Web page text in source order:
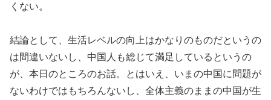
くない。
結論として、生活レベルの向上はかなりのものだというの
は間違いないし、中国人も総じて満足しているというの
が、本日のところのお話。とはいえ、いまの中国に問題が
ないわけではもちろんないし、全体主義のままの中国が生